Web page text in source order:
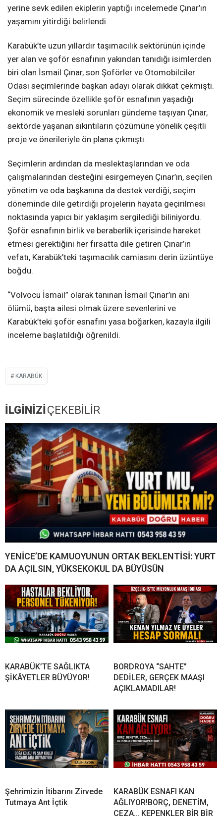
yerine sevk edilen ekiplerin yaptığı incelemede Çınar’ın
yaşamını yitirdiği belirlendi.
Karabük’te uzun yıllardır taşımacılık sektörünün içinde
yer alan ve şoför esnafının yakından tanıdığı isimlerden
biri olan İsmail Çınar, son Şoförler ve Otomobilciler
Odası seçimlerinde başkan adayı olarak dikkat çekmişti.
Seçim sürecinde özellikle şoför esnafının yaşadığı
ekonomik ve mesleki sorunları gündeme taşıyan Çınar,
sektörde yaşanan sıkıntıların çözümüne yönelik çeşitli
proje ve önerileriyle ön plana çıkmıştı.
Seçimlerin ardından da meslektaşlarından ve oda
çalışmalarından desteğini esirgemeyen Çınar’ın, seçilen
yönetim ve oda başkanına da destek verdiği, seçim
döneminde dile getirdiği projelerin hayata geçirilmesi
noktasında yapıcı bir yaklaşım sergilediği biliniyordu.
Şoför esnafının birlik ve beraberlik içerisinde hareket
etmesi gerektiğini her fırsatta dile getiren Çınar’ın
vefatı, Karabük’teki taşımacılık camiasını derin üzüntüye
boğdu.
“Volvocu İsmail” olarak tanınan İsmail Çınar’ın ani
ölümü, başta ailesi olmak üzere sevenlerini ve
Karabük’teki şoför esnafını yasa boğarken, kazayla ilgili
inceleme başlatıldığı öğrenildi.
KARABÜK
İLGİNİZİ ÇEKEBİLİR
YENİCE’DE KAMUOYUNUN ORTAK BEKLENTİSİ: YURT
DA AÇILSIN, YÜKSEKOKUL DA BÜYÜSÜN
KARABÜK’TE SAĞLIKTA
ŞİKÂYETLER BÜYÜYOR!
BORDROYA “SAHTE”
DEDİLER, GERÇEK MAAŞI
AÇIKLAMADILAR!
Şehrimizin İtibarını Zirvede
Tutmaya Ant İçtik
KARABÜK ESNAFI KAN
AĞLIYOR!BORÇ, DENETİM,
CEZA… KEPENKLER BİR BİR